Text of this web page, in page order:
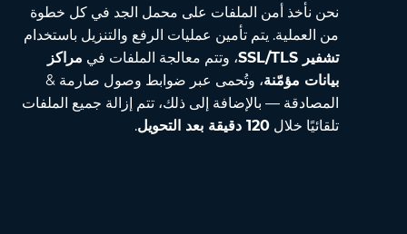
نحن نأخذ أمن الملفات على محمل الجد في كل خطوة
من العملية. يتم تأمين عمليات الرفع والتنزيل باستخدام
تشفير SSL/TLS
، وتتم معالجة الملفات في مراكز
بيانات مؤمّنة، وتُحمى عبر ضوابط وصول صارمة &
المصادقة — بالإضافة إلى ذلك، تتم إزالة جميع الملفات
تلقائيًا خلال 120 دقيقة بعد التحويل .